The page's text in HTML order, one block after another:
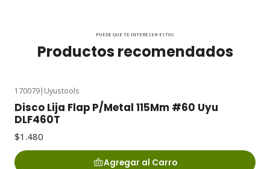
PUEDE QUE TE INTERESEN ESTOS
Productos recomendados
170079| Uyustools
Disco Lija Flap P/Metal 115Mm #60 Uyu
DLF460T
$1.480
Agregar al Carro